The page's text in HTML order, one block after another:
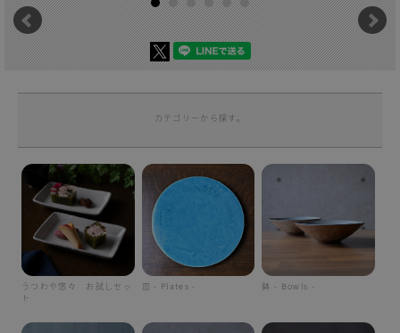
カテゴリーから探す。
うつわや悠々 お試しセッ
ト
皿 - Plates - 鉢 - Bowls -